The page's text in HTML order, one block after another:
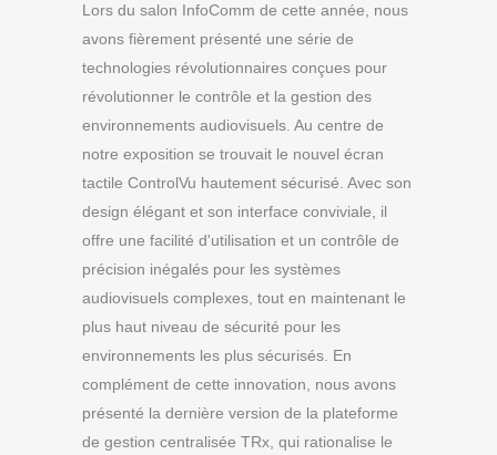
Lors du salon InfoComm de cette année, nous
avons fièrement présenté une série de
technologies révolutionnaires conçues pour
révolutionner le contrôle et la gestion des
environnements audiovisuels. Au centre de
notre exposition se trouvait le nouvel écran
tactile ControlVu hautement sécurisé. Avec son
design élégant et son interface conviviale, il
offre une facilité d'utilisation et un contrôle de
précision inégalés pour les systèmes
audiovisuels complexes, tout en maintenant le
plus haut niveau de sécurité pour les
environnements les plus sécurisés. En
complément de cette innovation, nous avons
présenté la dernière version de la plateforme
de gestion centralisée TRx, qui rationalise le